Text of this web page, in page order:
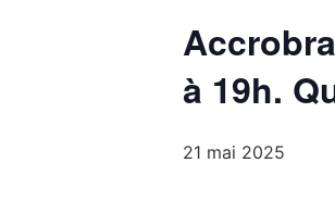
à 19h.
21 mai 2025